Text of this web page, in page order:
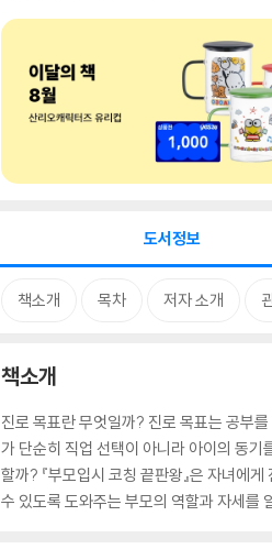
도서정보
책소개 목차 저자 소개
책소개
진로 목표란 무엇일까? 진로 목표는 공부
가 단순히 직업 선택이 아니라 아이의 동
할까? 『부모입시 코칭 끝판왕』은 자녀에
수 있도록 도와주는 부모의 역할과 자세를